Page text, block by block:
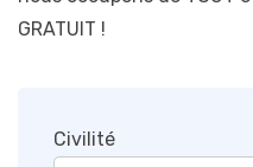
GRATUIT !
Civilité